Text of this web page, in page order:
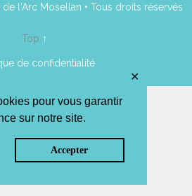
pour vous garantir
sur notre site.
Accepter
✕
l'Arc Mosellan • Tous droits réservés
Top ↑
de confidentialité